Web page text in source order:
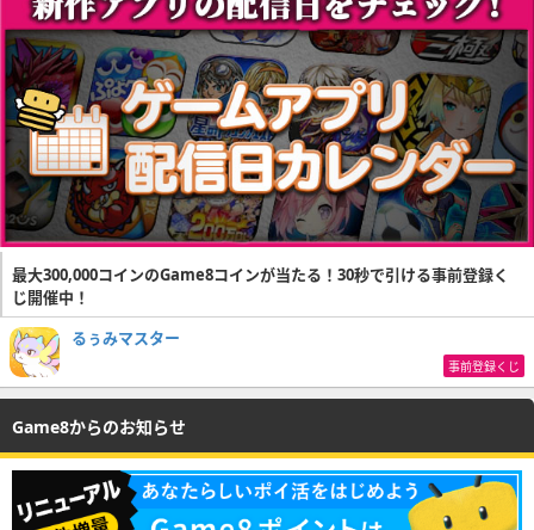
最大300,000コインのGame8コインが当たる！30秒で引ける事前登録く
じ開催中！
るぅみマスター
事前登録くじ
Game8からのお知らせ